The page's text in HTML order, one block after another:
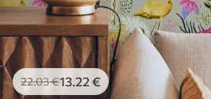
22.03€13.22 €